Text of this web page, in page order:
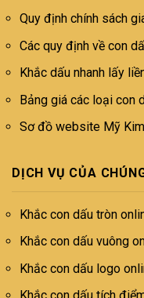
Quy định chính sách
Các quy định về con
Khắc dấu nhanh lấy
Bảng giá các loại con
Sơ đồ website Mỹ Kim
DỊCH VỤ CỦA
Khắc con dấu tròn
Khắc con dấu vuông
Khắc con dấu logo